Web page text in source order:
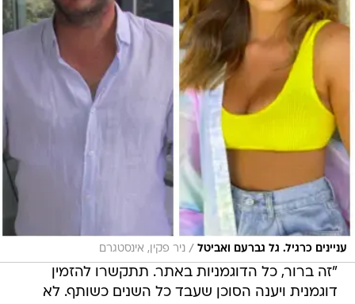
עניינים כרגיל. גל גברעם ואביטל / ניר פקין, אינסטגרם
"זה ברור, כל הדוגמניות באתר. תתקשרו להזמין
דוגמנית ויענה הסוכן שעבד כל השנים כשותף. לא